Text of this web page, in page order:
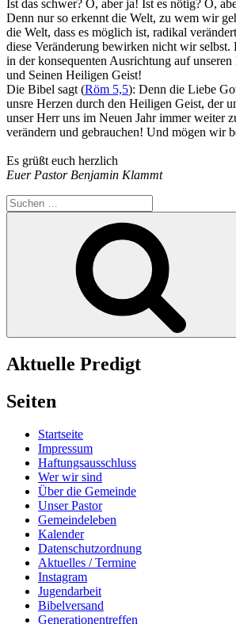
Ist das schwer? O, aber ja! Ist es nötig? O,
Denn nur so erkennt die Welt, zu wem wir
die Welt, dass es möglich ist, radikal
diese Veränderung bewirken nicht wir selbst.
in der konsequenten Ausrichtung auf unseren
und Seinen Heiligen Geist!
Die Bibel sagt (Röm 5,5): Denn die Liebe
unsre Herzen durch den Heiligen Geist, der
unser Herr uns im Neuen Jahr immer weiter
verändern und gebrauchen! Und mögen wir
Es grüßt euch herzlich
Euer Pastor Benjamin Klammt
Suchen
nach:
Aktuelle Predigt
Seiten
Startseite
Impressum
Haftungsausschluss
Wer wir sind
Über die Gemeinde
Unser Pastor
Gemeindeleben
Kalender
Datenschutzordnung
Aktuelles / Termine
Instagram
Jugendarbeit
Bibelversand
Generationentreffen